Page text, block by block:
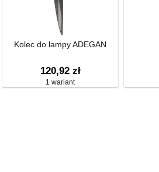
Kolec do lampy ADEGAN
120,92 zł
1 wariant